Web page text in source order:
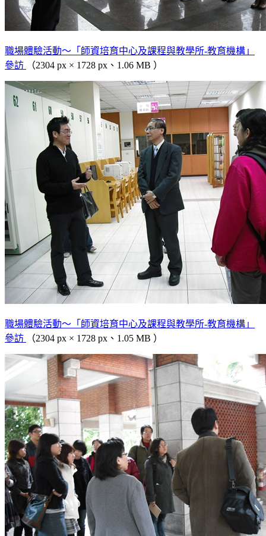
職場體驗活動～「師資培育中心及課程與教學所-教育機構」
參訪
（2304 px × 1728 px、1.06 MB ）
職場體驗活動～「師資培育中心及課程與教學所-教育機構」
參訪
（2304 px × 1728 px、1.05 MB ）